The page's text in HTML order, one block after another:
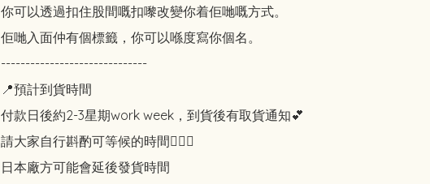
你可以透過扣住股間嘅扣嚟改變你着佢哋嘅方式。
佢哋入面仲有個標籤，你可以喺度寫你個名。
------------------------------
📍預計到貨時間
付款日後約2-3星期work week，到貨後有取貨通知💕
請大家自行斟酌可等候的時間🙇🏻‍♀️
日本廠方可能會延後發貨時間